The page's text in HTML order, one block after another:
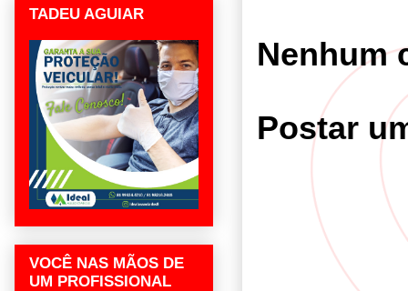
Nenhum
Postar
TADEU AGUIAR
VOCÊ NAS MÃOS DE
UM PROFISSIONAL